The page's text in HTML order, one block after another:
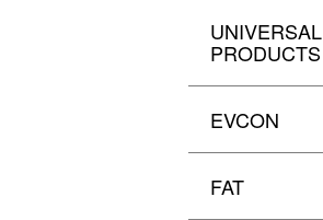
UNIVERSAL
PRODUCTS
EVCON
FAT